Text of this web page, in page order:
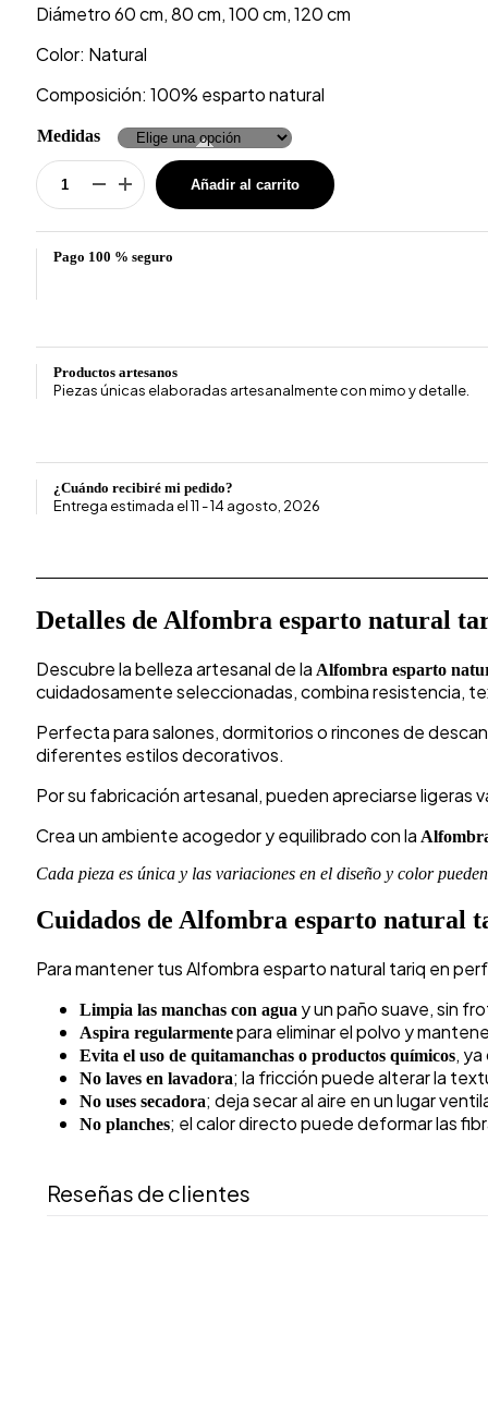
Diámetro 60 cm, 80 cm, 100 cm, 120 cm
Color: Natural
Composición: 100% esparto natural
Medidas
Alfombra
tariq
Añadir al carrito
Pago 100 % seguro
Productos artesanos
Piezas únicas elaboradas artesanalmente con mimo y detalle.
¿Cuándo recibiré mi pedido?
Entrega estimada el 11 - 14 agosto, 2026
Detalles de Alfombra esparto natural
Descubre la belleza artesanal de la Alfombra esparto
cuidadosamente seleccionadas, combina resistencia,
Perfecta para salones, dormitorios o rincones de
diferentes estilos decorativos.
Por su fabricación artesanal, pueden apreciarse ligeras
Crea un ambiente acogedor y equilibrado con la
Cada pieza es única y las variaciones en el diseño y color
Cuidados de Alfombra esparto natural
Para mantener tus Alfombra esparto natural tariq en
Limpia las manchas con agua y un paño suave, sin
Aspira regularmentepara eliminar el polvo y
Evita el uso de quitamanchas o productos químicos,
No laves en lavadora; la fricción puede alterar la
No uses secadora; deja secar al aire en un lugar
No planches; el calor directo puede deformar las
Reseñas de clientes